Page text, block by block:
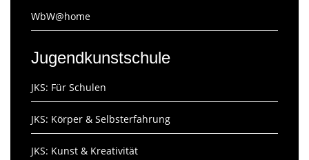
WbW@home
Jugendkunstschule
JKS: Für Schulen
JKS: Körper & Selbsterfahrung
JKS: Kunst & Kreativität